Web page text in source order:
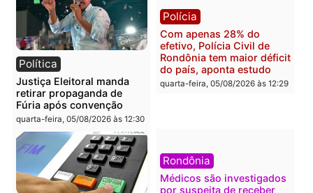
Homem é preso após
furtar peça de picanha e
reagir a seguranças em
supermercado
quinta-feira, 06/08/2026 às 08:56
Jônatas França é
na convenção e
confirmado candidato a
deputado federal pelo
Republicanos
quarta-feira, 05/08/2026 às
Brasil Política